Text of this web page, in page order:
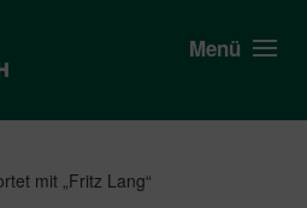
Menü
mit „Fritz Lang“